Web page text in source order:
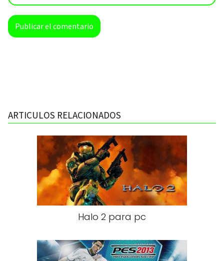
ARTICULOS RELACIONADOS
Halo 2 para pc